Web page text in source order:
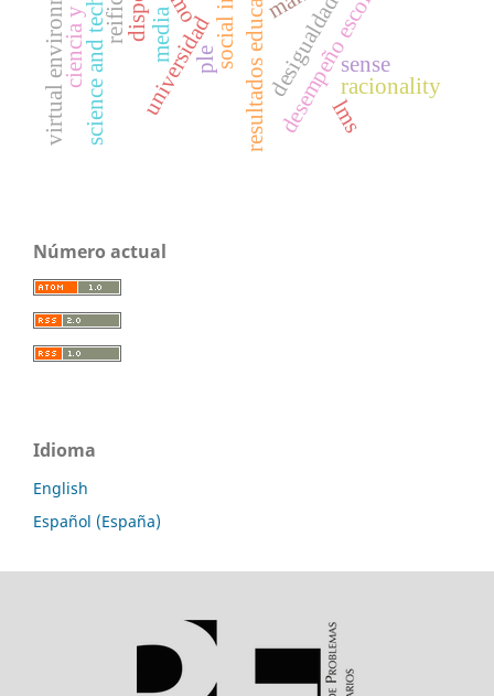
universidad resultados educativosdesempeño escolarracionality
media
virtual environment ple
lms
sense
Número actual
Idioma
English
Español (España)